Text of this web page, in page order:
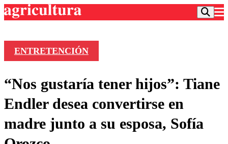
Frecuencias
Agricultura TV
Deportes
Colo Colo
Entretención
ENTRETENCIÓN
“Nos gustaría tener hijos”: Tiane
Endler desea convertirse en
madre junto a su esposa, Sofía